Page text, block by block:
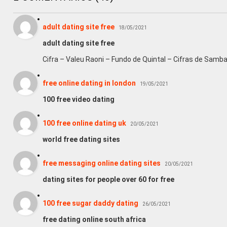
adult dating site free 18/05/2021
adult dating site free
Cifra – Valeu Raoni – Fundo de Quintal – Cifras de
free online dating in london 19/05/2021
100 free video dating
100 free online dating uk 20/05/2021
world free dating sites
free messaging online dating sites 20/05/2021
dating sites for people over 60 for free
100 free sugar daddy dating 26/05/2021
free dating online south africa